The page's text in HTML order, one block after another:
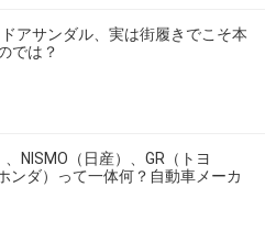
アサンダル、実は街履きでこそ本
では？
NISMO（日産）、GR（トヨ
ンダ）って一体何？自動車メーカ